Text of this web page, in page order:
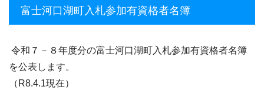
富士河口湖町入札参加有資格者名簿
令和７－８年度分の富士河口湖町入札参加有資格者名簿
を公表します。
（R8.4.1現在）